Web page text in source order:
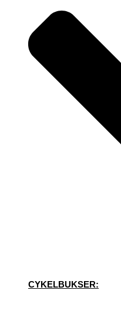
CYKELBUKSER: